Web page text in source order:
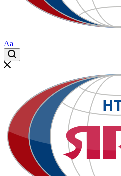
Aa